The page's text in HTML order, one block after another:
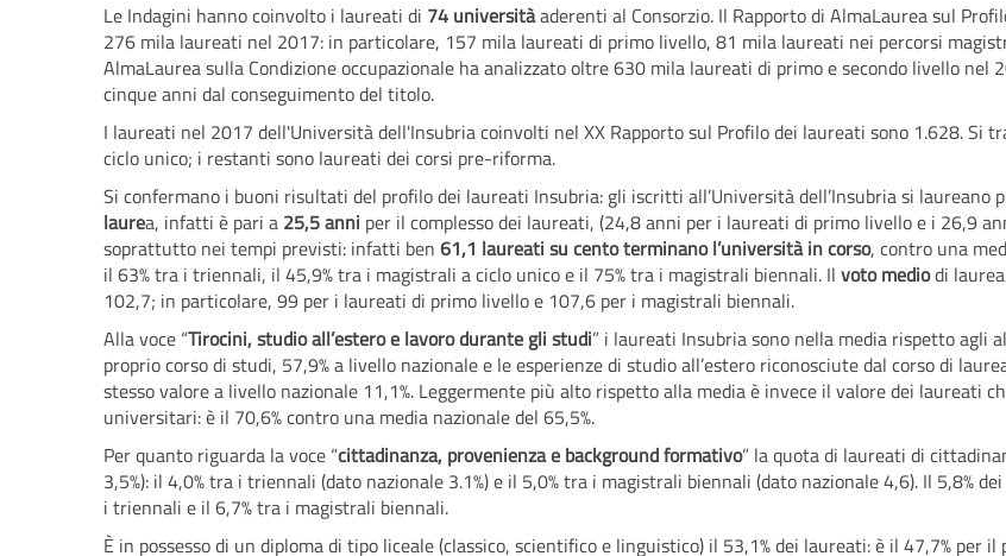
Le Indagini hanno coinvolto i laureati di 74 universitàaderenti al Consorzio. Il Rapporto di AlmaLaurea sul
276 mila laureati nel 2017: in particolare, 157 mila laureati di primo livello, 81 mila laureati nei percorsi
AlmaLaurea sulla Condizione occupazionale ha analizzato oltre 630 mila laureati di primo e secondo livello
cinque anni dal conseguimento del titolo.
I laureati nel 2017 dell'Università dell'Insubria coinvolti nel XX Rapporto sul Profilo dei laureati sono 1.628.
ciclo unico; i restanti sono laureati dei corsi pre-riforma.
Si confermano i buoni risultati del profilo dei laureati Insubria: gli iscritti all’Università dell’Insubria si laureano
laurea, infatti è pari a 25,5 anni per il complesso dei laureati, (24,8 anni per i laureati di primo livello e i 26,9
soprattutto nei tempi previsti: infatti ben 61,1 laureati su cento terminano l’università in corso, contro una
il 63% tra i triennali, il 45,9% tra i magistrali a ciclo unico e il 75% tra i magistrali biennali. Il voto mediodi laurea
102,7; in particolare, 99 per i laureati di primo livello e 107,6 per i magistrali biennali.
Alla voce “Tirocini, studio all’estero e lavoro durante gli studi” i laureati Insubria sono nella media rispetto agli
proprio corso di studi, 57,9% a livello nazionale e le esperienze di studio all’estero riconosciute dal corso di
stesso valore a livello nazionale 11,1%. Leggermente più alto rispetto alla media è invece il valore dei laureati
universitari: è il 70,6% contro una media nazionale del 65,5%.
Per quanto riguarda la voce “cittadinanza, provenienza e background formativo” la quota di laureati di
3,5%): il 4,0% tra i triennali (dato nazionale 3.1%) e il 5,0% tra i magistrali biennali (dato nazionale 4,6). Il 5,8%
i triennali e il 6,7% tra i magistrali biennali.
È in possesso di un diploma di tipo liceale (classico, scientifico e linguistico) il 53,1% dei laureati: è il 47,7% per